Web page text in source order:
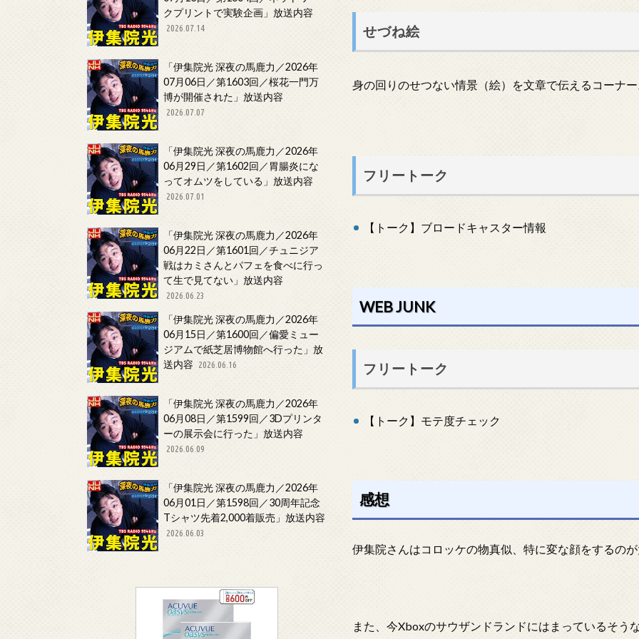
せづね絵
身の回りのせつない情景（絵）を文章で伝えるコーナ
フリートーク
【トーク】ブロードキャスター情報
WEB JUNK
フリートーク
【トーク】モテ度チェック
感想
伊集院さんはコロッケの物真似、特に変な顔をするの
また、今Xboxのサウザンドランドにはまっているそう
クプリントで実験企画」放送内容
2026.07.14
「伊集院光 深夜の馬鹿力／2026年
07月06日／第1603回／桜花一門万
博が開催された」放送内容
2026.07.07
「伊集院光 深夜の馬鹿力／2026年
06月29日／第1602回／胃腸炎にな
ってオムツをしている」放送内容
2026.07.01
「伊集院光 深夜の馬鹿力／2026年
06月22日／第1601回／チュニジア
戦はカミさんとパフェを食べに行っ
て生で見てない」放送内容
2026.06.23
「伊集院光 深夜の馬鹿力／2026年
06月15日／第1600回／偏愛ミュー
ジアムで紙芝居博物館へ行った」放
送内容
2026.06.16
「伊集院光 深夜の馬鹿力／2026年
06月08日／第1599回／3Dプリンタ
ーの展示会に行った」放送内容
2026.06.09
「伊集院光 深夜の馬鹿力／2026年
06月01日／第1598回／30周年記念
Tシャツ先着2,000着販売」放送内容
2026.06.03